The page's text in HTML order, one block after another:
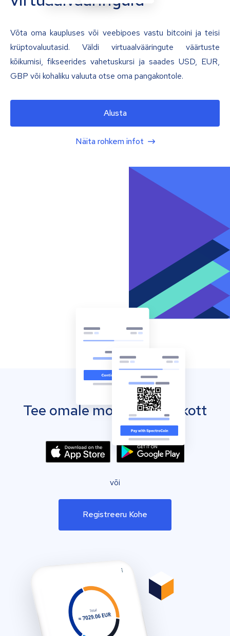
Võta oma kaupluses või veebipoes vastu bitcoini ja teisi
krüptovaluutasid. Väldi virtuaalvääringute väärtuste
kõikumisi, fikseerides vahetuskursi ja saades USD, EUR,
GBP või kohaliku valuuta otse oma pangakontole.
Alusta
Näita rohkem infot
Tee omale mobiilne rahakott
või
Registreeru Kohe